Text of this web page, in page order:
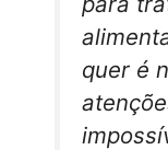
quer é